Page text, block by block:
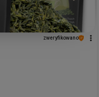
zweryfikowano